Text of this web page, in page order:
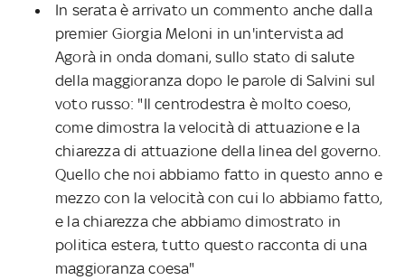
In serata è arrivato un commento anche dalla
premier Giorgia Meloni in un'intervista ad
Agorà in onda domani, sullo stato di salute
della maggioranza dopo le parole di Salvini sul
voto russo: "Il centrodestra è molto coeso,
come dimostra la velocità di attuazione e la
chiarezza di attuazione della linea del governo.
Quello che noi abbiamo fatto in questo anno e
mezzo con la velocità con cui lo abbiamo fatto,
e la chiarezza che abbiamo dimostrato in
politica estera, tutto questo racconta di una
maggioranza coesa"